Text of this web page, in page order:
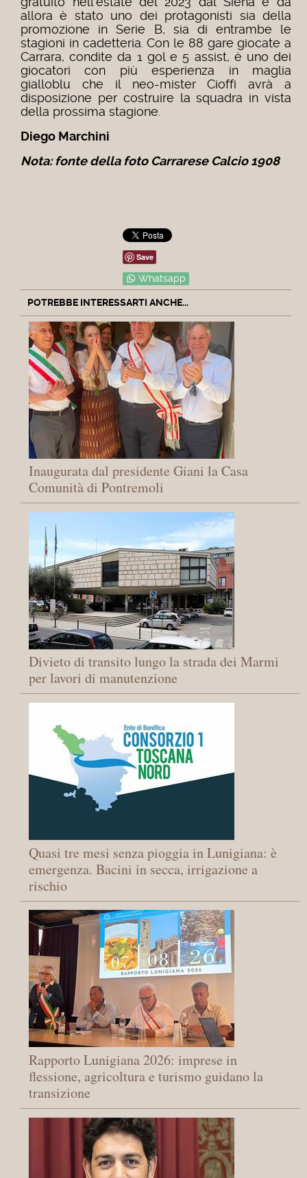
allora è stato uno dei protagonisti sia della
promozione in Serie B, sia di entrambe le
stagioni in cadetteria. Con le 88 gare giocate a
Carrara, condite da 1 gol e 5 assist, è uno dei
giocatori con più esperienza in maglia
gialloblu che il neo-mister Cioffi avrà a
disposizione per costruire la squadra in vista
della prossima stagione.
Diego Marchini
Nota: fonte della foto Carrarese Calcio 1908
Save
Whatsapp
POTREBBE INTERESSARTI ANCHE...
Inaugurata dal presidente Giani la Casa
Comunità di Pontremoli
Divieto di transito lungo la strada dei Marmi
per lavori di manutenzione
Quasi tre mesi senza pioggia in Lunigiana: è
emergenza. Bacini in secca, irrigazione a
rischio
Rapporto Lunigiana 2026: imprese in
flessione, agricoltura e turismo guidano la
transizione